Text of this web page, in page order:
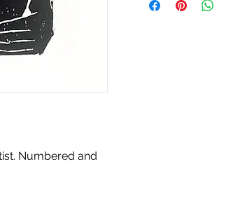
Numbered and
packaging, at no